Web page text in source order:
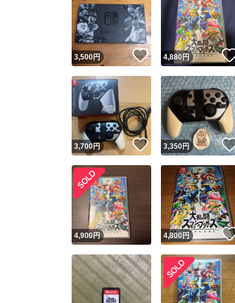
3,500円 いいね！
4,880円
3,700円 いいね！
3,350円
4,900円 4,800 円